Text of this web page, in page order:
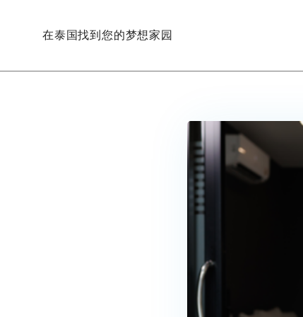
在泰国找到您的梦想家园